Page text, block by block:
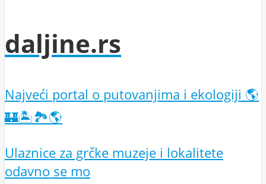
daljine.rs
Najveći portal o putovanjima i ekologiji 🌎
🏰🏝️🏞️🌎
Ulaznice za grčke muzeje i lokalitete
odavno se mo